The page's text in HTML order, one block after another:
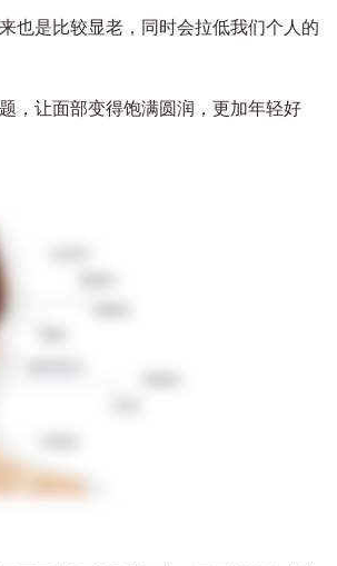
是比较显老，同时会拉低我们个人的
让面部变得饱满圆润，更加年轻好